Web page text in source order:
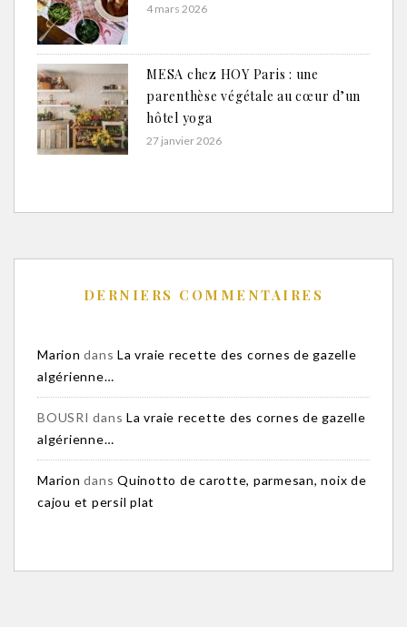
4 mars 2026
MESA chez HOY Paris : une
parenthèse végétale au cœur d’un
hôtel yoga
27 janvier 2026
DERNIERS COMMENTAIRES
Marion dans La vraie recette des cornes de gazelle
algérienne…
BOUSRI dans La vraie recette des cornes de gazelle
algérienne…
Marion dans Quinotto de carotte, parmesan, noix de
cajou et persil plat